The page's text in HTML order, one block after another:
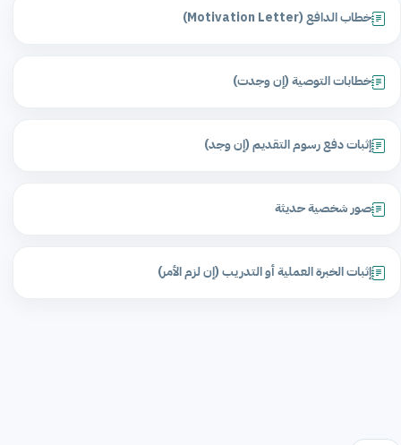
خطاب الدافع (Motivation Letter)
خطابات التوصية (إن وجدت)
إثبات دفع رسوم التقديم (إن وجد)
صور شخصية حديثة
إثبات الخبرة العملية أو التدريب (إن لزم الأمر)